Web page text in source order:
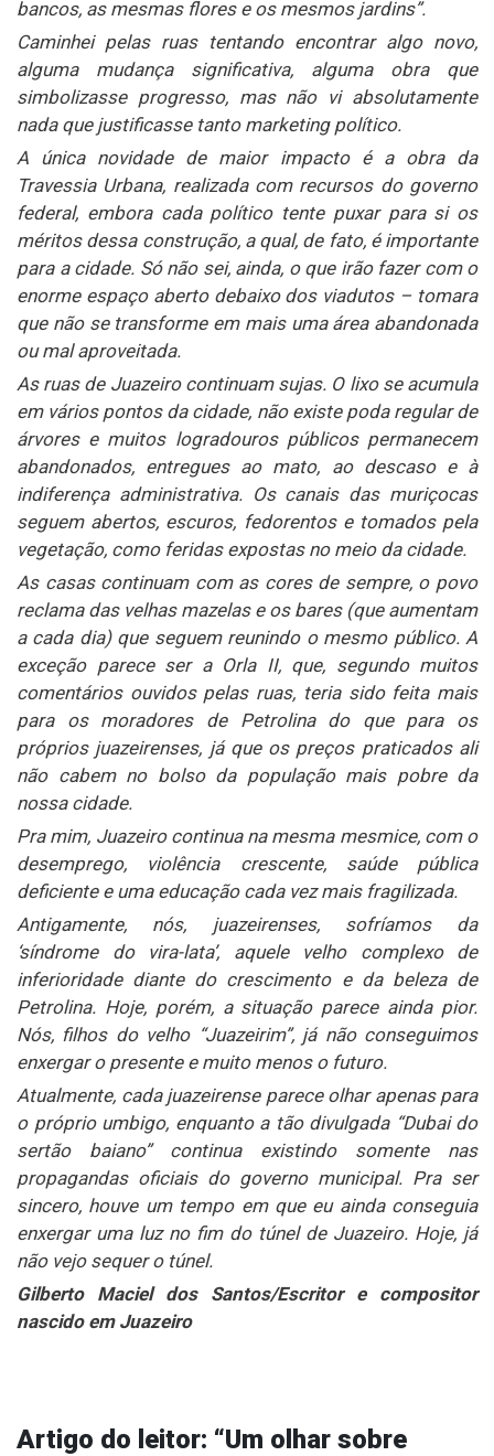
bancos, as mesmas flores e os mesmos jardins”.
Caminhei pelas ruas tentando encontrar algo novo,
alguma mudança significativa, alguma obra que
simbolizasse progresso, mas não vi absolutamente
nada que justificasse tanto marketing político.
A única novidade de maior impacto é a obra da
Travessia Urbana, realizada com recursos do governo
federal, embora cada político tente puxar para si os
méritos dessa construção, a qual, de fato, é importante
para a cidade. Só não sei, ainda, o que irão fazer com o
enorme espaço aberto debaixo dos viadutos – tomara
que não se transforme em mais uma área abandonada
ou mal aproveitada.
As ruas de Juazeiro continuam sujas. O lixo se acumula
em vários pontos da cidade, não existe poda regular de
árvores e muitos logradouros públicos permanecem
abandonados, entregues ao mato, ao descaso e à
indiferença administrativa. Os canais das muriçocas
seguem abertos, escuros, fedorentos e tomados pela
vegetação, como feridas expostas no meio da cidade.
As casas continuam com as cores de sempre, o povo
reclama das velhas mazelas e os bares (que aumentam
a cada dia) que seguem reunindo o mesmo público. A
exceção parece ser a Orla II, que, segundo muitos
comentários ouvidos pelas ruas, teria sido feita mais
para os moradores de Petrolina do que para os
próprios juazeirenses, já que os preços praticados ali
não cabem no bolso da população mais pobre da
nossa cidade.
Pra mim, Juazeiro continua na mesma mesmice, com o
desemprego, violência crescente, saúde pública
deficiente e uma educação cada vez mais fragilizada.
Antigamente, nós, juazeirenses, sofríamos da
‘síndrome do vira-lata’, aquele velho complexo de
inferioridade diante do crescimento e da beleza de
Petrolina. Hoje, porém, a situação parece ainda pior.
Nós, filhos do velho “Juazeirim”, já não conseguimos
enxergar o presente e muito menos o futuro.
Atualmente, cada juazeirense parece olhar apenas para
o próprio umbigo, enquanto a tão divulgada “Dubai do
sertão baiano” continua existindo somente nas
propagandas oficiais do governo municipal. Pra ser
sincero, houve um tempo em que eu ainda conseguia
enxergar uma luz no fim do túnel de Juazeiro. Hoje, já
não vejo sequer o túnel.
Gilberto Maciel dos Santos/Escritor e compositor
nascido em Juazeiro
Artigo do leitor: “Um olhar sobre